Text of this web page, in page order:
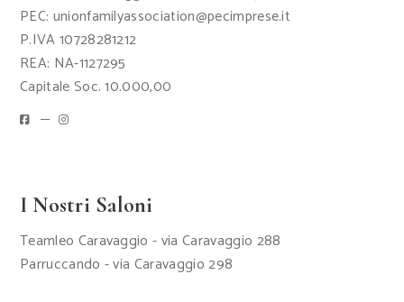
PEC: unionfamilyassociation@pecimprese.it
P.IVA 10728281212
REA: NA-1127295
Capitale Soc. 10.000,00
I Nostri Saloni
Teamleo Caravaggio - via Caravaggio 288
Parruccando - via Caravaggio 298